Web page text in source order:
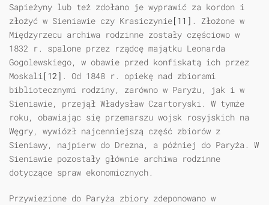
Sapieżyny lub też zdołano je wyprawić za kordon i
złożyć w Sieniawie czy Krasiczynie[11] . Złożone w
Międzyrzecu archiwa rodzinne zostały częściowo w
1832 r. spalone przez rządcę majątku Leonarda
Gogolewskiego, w obawie przed konfiskatą ich przez
Moskali[12] . Od 1848 r. opiekę nad zbiorami
bibliotecznymi rodziny, zarówno w Paryżu, jak i w
Sieniawie, przejął Władysław Czartoryski. W tymże
roku, obawiając się przemarszu wojsk rosyjskich na
Węgry, wywiózł najcenniejszą część zbiorów z
Sieniawy, najpierw do Drezna, a później do Paryża. W
Sieniawie pozostały głównie archiwa rodzinne
dotyczące spraw ekonomicznych.
Przywiezione do Paryża zbiory zdeponowano w